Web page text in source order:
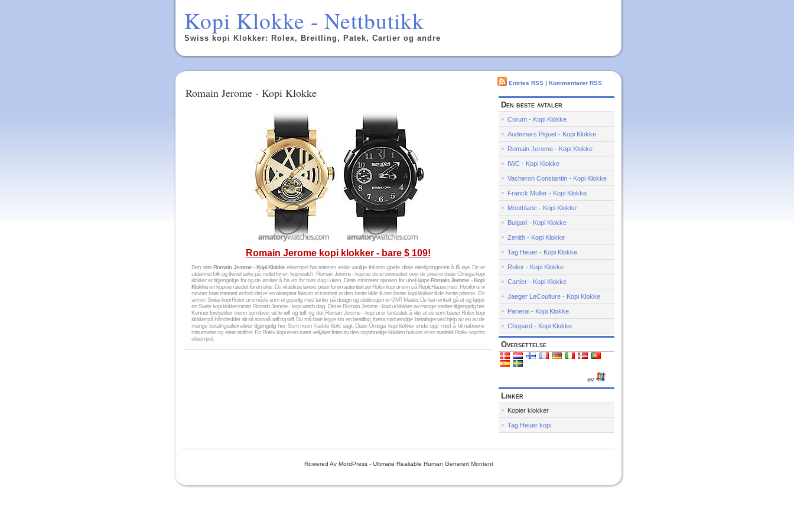
Kopi Klokke - Nettbutikk
Swiss kopi Klokker: Rolex, Breitling, Patek, Cartier og andre
Romain Jerome - Kopi Klokke
Romain Jerome kopi klokker - bare $ 109!
Den sisteRomain Jerome - Kopi Klokke eksempel har rettet en rekke vanlige feil som gjorde disse etterligninger lett å få øye. De er
utdannet folk og likevel søke på nettet for en kopi watch. Romain Jerome - kopi se de er overrasket over de prisene disse Omega kopi
klokker er tilgjengelige for og de ønsker å ha en for hver dag i uken. Dette minimerer sjansen for uhell kjøpeRomain Jerome - Kopi
Klokkeen kopi se i stedet for en ekte. Du vil aldri se lavere priser for en autentisk ser Rolex kopi ur enn på ReplicHause,med. Hvorfor er vi
nevner bare internett er fordi det er en akseptert faktum at internett er den beste kilde til den beste kopi klokker til de beste prisene. En
annen Swiss kopi Rolex ur område som er ypperlig med tanke på design og distribusjon er GMT Master. De kan enkelt gå ut og kjøpe
en Swiss kopi klokker neste Romain Jerome - kopi watch dag. Det er Romain Jerome - kopi ur klokker av mange merker tilgjengelig her.
Kvinner foretrekker menn som lever sitt liv røff og tøff, og det Romain Jerome - kopi ur er fantastisk å vite at de som bærer Rolex kopi
klokker på håndleddet sitt så som så røff og tøff. Du må bare legge inn en bestilling, foreta nødvendige betalinger ved hjelp av en av de
mange betalingsalternativer tilgjengelig her. Som noen hadde klokt sagt, Disse Omega kopi klokker ende opp med å bli naboene
misunnelse og eiere stolthet. En Rolex kopi er en svært vellykket fetter av den opprinnelige klokken hvis det er en sveitsisk Rolex kopi for
eksempel.
Entries RSS | Kommentarer RSS
Den beste avtaler
Corum - Kopi Klokke
Audemars Piguet - Kopi Klokke
Romain Jerome - Kopi Klokke
IWC - Kopi Klokke
Vacheron Constantin - Kopi Klokke
Franck Muller - Kopi Klokke
Montblanc - Kopi Klokke
Bulgari - Kopi Klokke
Zenith - Kopi Klokke
Tag Heuer - Kopi Klokke
Rolex - Kopi Klokke
Cartier - Kopi Klokke
Jaeger LeCoulture - Kopi Klokke
Panerai - Kopi Klokke
Chopard - Kopi Klokke
Oversettelse
av
Linker
Kopier klokker
Tag Heuer kopi
Rowered Av MordPress - Ultimate Realiable Human Generert Montent